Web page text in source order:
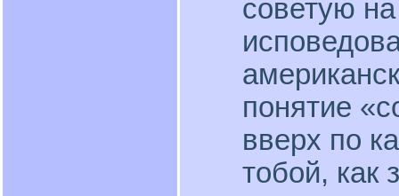
советую
понятие
вверх по
тобой, как